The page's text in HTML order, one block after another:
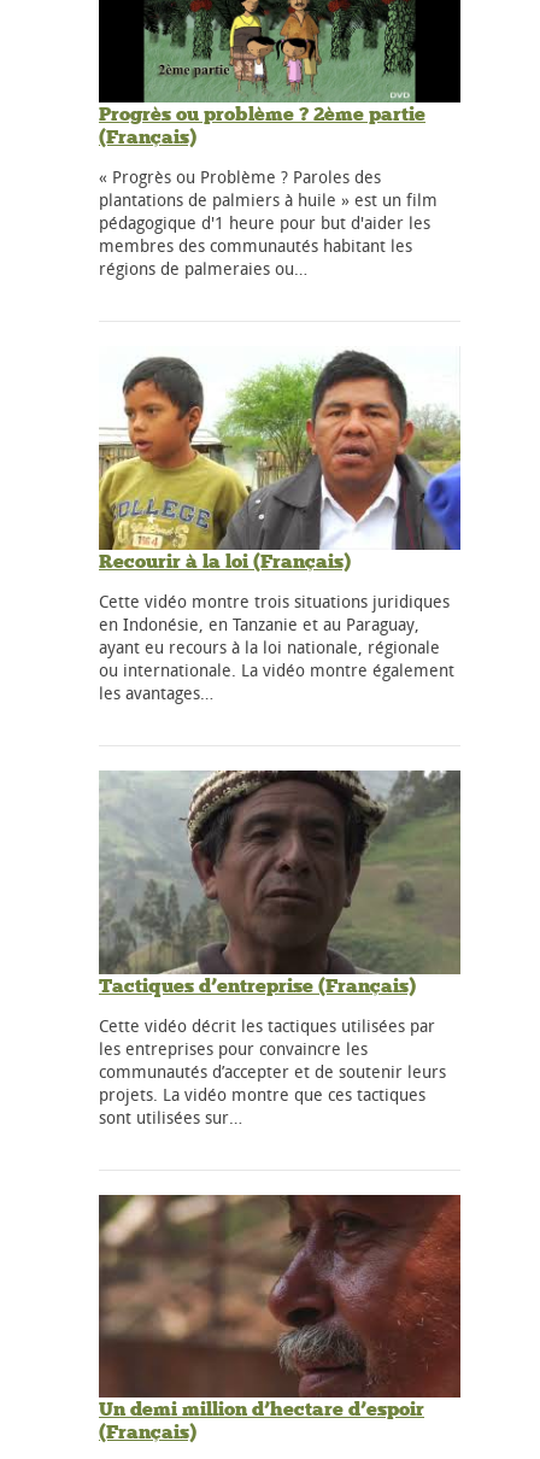
Progrès ou problème ? 2ème partie
(Français)
« Progrès ou Problème ? Paroles des
plantations de palmiers à huile » est un film
pédagogique d'1 heure pour but d'aider les
membres des communautés habitant les
régions de palmeraies ou…
Recourir à la loi (Français)
Cette vidéo montre trois situations juridiques
en Indonésie, en Tanzanie et au Paraguay,
ayant eu recours à la loi nationale, régionale
ou internationale. La vidéo montre également
les avantages…
Tactiques d’entreprise (Français)
Cette vidéo décrit les tactiques utilisées par
les entreprises pour convaincre les
communautés d’accepter et de soutenir leurs
projets. La vidéo montre que ces tactiques
sont utilisées sur…
Un demi million d’hectare d’espoir
(Français)